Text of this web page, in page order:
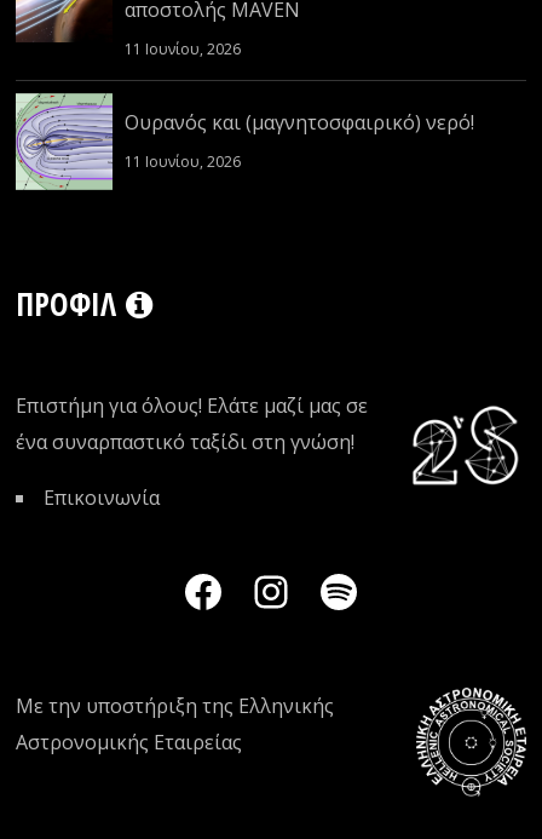
αποστολής MAVEN
11 Ιουνίου, 2026
Ουρανός και (μαγνητοσφαιρικό) νερό!
11 Ιουνίου, 2026
ΠΡΟΦΊΛ
Επιστήμη για όλους! Ελάτε μαζί μας σε
ένα συναρπαστικό ταξίδι στη γνώση!
Επικοινωνία
Με την υποστήριξη της Ελληνικής
Αστρονομικής Εταιρείας